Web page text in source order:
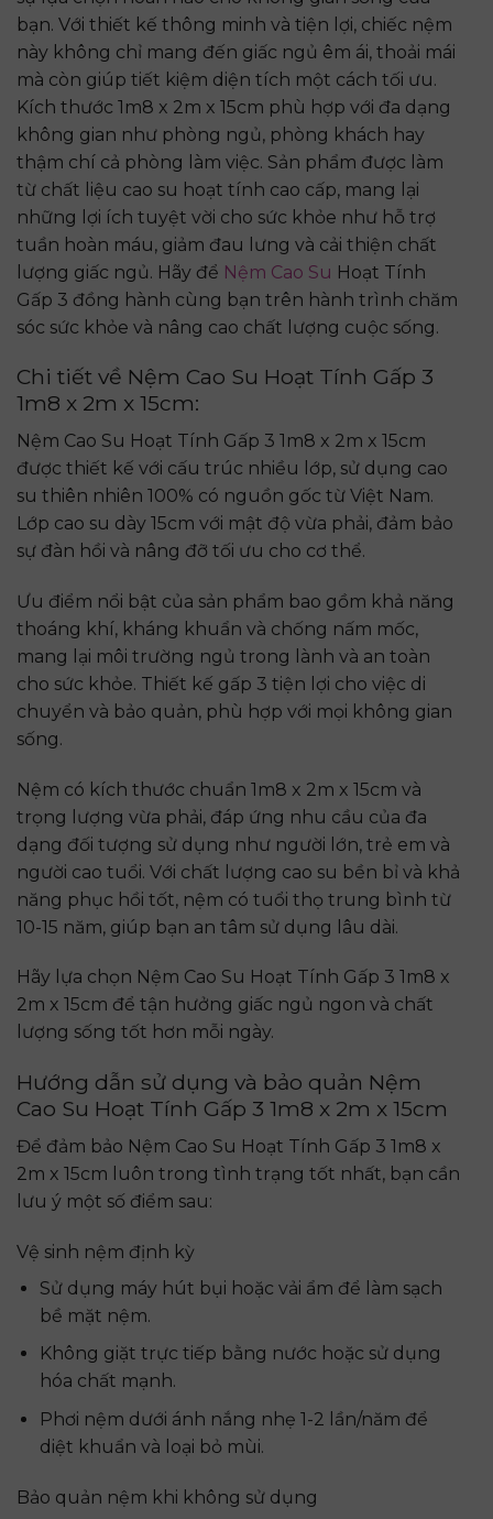
bạn. Với thiết kế thông minh và tiện lợi, chiếc nệm
này không chỉ mang đến giấc ngủ êm ái, thoải mái
mà còn giúp tiết kiệm diện tích một cách tối ưu.
Kích thước 1m8 x 2m x 15cm phù hợp với đa dạng
không gian như phòng ngủ, phòng khách hay
thậm chí cả phòng làm việc. Sản phẩm được làm
từ chất liệu cao su hoạt tính cao cấp, mang lại
những lợi ích tuyệt vời cho sức khỏe như hỗ trợ
tuần hoàn máu, giảm đau lưng và cải thiện chất
lượng giấc ngủ. Hãy để Nệm Cao Su Hoạt Tính
Gấp 3 đồng hành cùng bạn trên hành trình chăm
sóc sức khỏe và nâng cao chất lượng cuộc sống.
Chi tiết về Nệm Cao Su Hoạt Tính Gấp 3
1m8 x 2m x 15cm:
Nệm Cao Su Hoạt Tính Gấp 3 1m8 x 2m x 15cm
được thiết kế với cấu trúc nhiều lớp, sử dụng cao
su thiên nhiên 100% có nguồn gốc từ Việt Nam.
Lớp cao su dày 15cm với mật độ vừa phải, đảm bảo
sự đàn hồi và nâng đỡ tối ưu cho cơ thể.
Ưu điểm nổi bật của sản phẩm bao gồm khả năng
thoáng khí, kháng khuẩn và chống nấm mốc,
mang lại môi trường ngủ trong lành và an toàn
cho sức khỏe. Thiết kế gấp 3 tiện lợi cho việc di
chuyển và bảo quản, phù hợp với mọi không gian
sống.
Nệm có kích thước chuẩn 1m8 x 2m x 15cm và
trọng lượng vừa phải, đáp ứng nhu cầu của đa
dạng đối tượng sử dụng như người lớn, trẻ em và
người cao tuổi. Với chất lượng cao su bền bỉ và khả
năng phục hồi tốt, nệm có tuổi thọ trung bình từ
10-15 năm, giúp bạn an tâm sử dụng lâu dài.
Hãy lựa chọn Nệm Cao Su Hoạt Tính Gấp 3 1m8 x
2m x 15cm để tận hưởng giấc ngủ ngon và chất
lượng sống tốt hơn mỗi ngày.
Hướng dẫn sử dụng và bảo quản Nệm
Cao Su Hoạt Tính Gấp 3 1m8 x 2m x 15cm
Để đảm bảo Nệm Cao Su Hoạt Tính Gấp 3 1m8 x
2m x 15cm luôn trong tình trạng tốt nhất, bạn cần
lưu ý một số điểm sau:
Vệ sinh nệm định kỳ
Sử dụng máy hút bụi hoặc vải ẩm để làm sạch
bề mặt nệm.
Không giặt trực tiếp bằng nước hoặc sử dụng
hóa chất mạnh.
Phơi nệm dưới ánh nắng nhẹ 1-2 lần/năm để
diệt khuẩn và loại bỏ mùi.
Bảo quản nệm khi không sử dụng